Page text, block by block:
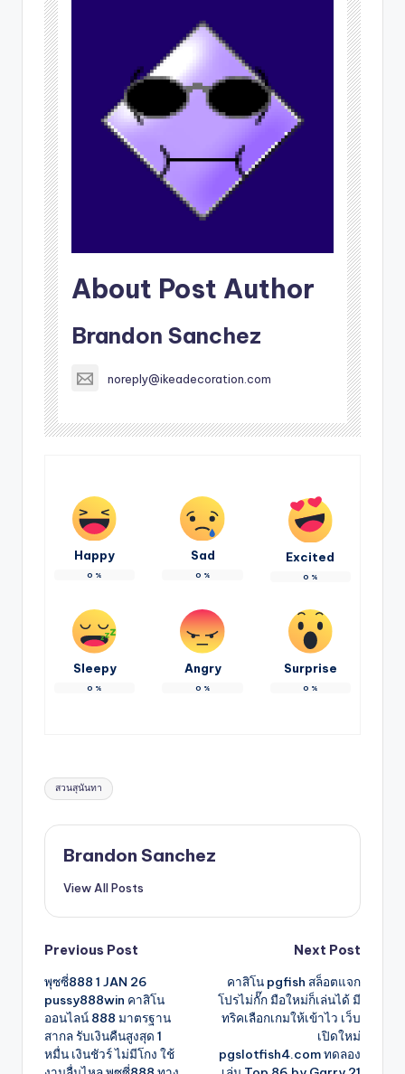
About Post Author
Brandon Sanchez
noreply@ikeadecoration.com
Happy
0 %
Sad
0 %
Excited
0 %
Sleepy
0 %
Angry
0 %
Surprise
0 %
Tags:
สวนสุนันทา
Brandon Sanchez
View All Posts
Post
navigation
Previous Post
พุซซี่888 1 JAN 26
pussy888win คาสิโน
ออนไลน์ 888 มาตรฐาน
สากล รับเงินคืนสูงสุด 1
หมื่น เงินชัวร์ ไม่มีโกง ใช้
Next Post
คาสิโน pgfish สล็อตแจก
โปรไม่กั๊ก มือใหม่ก็เล่นได้ มี
ทริคเลือกเกมให้เข้าไว เว็บ
เปิดใหม่
pgslotfish4.com ทดลอง